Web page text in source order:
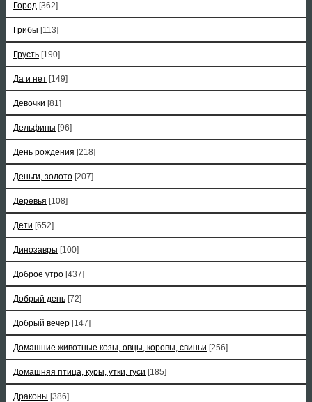
Город [362]
Грибы [113]
Грусть [190]
Да и нет [149]
Девочки [81]
Дельфины [96]
День рождения [218]
Деньги, золото [207]
Деревья [108]
Дети [652]
Динозавры [100]
Доброе утро [437]
Добрый день [72]
Добрый вечер [147]
Домашние животные козы, овцы, коровы, свиньи [256]
Домашняя птица, куры, утки, гуси [185]
Драконы [386]